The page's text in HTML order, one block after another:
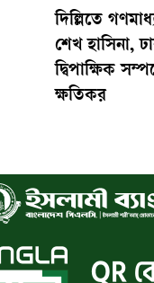
দিল্লিতে
শেখ হাসিনা,
দ্বিপাক্ষিক
ক্ষতিকর